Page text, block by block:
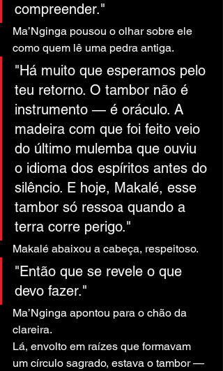
compreender."
Ma’Nginga pousou o olhar sobre ele
como quem lê uma pedra antiga.
"Há muito que esperamos pelo
teu retorno. O tambor não é
instrumento — é oráculo. A
madeira com que foi feito veio
do último mulemba que ouviu
o idioma dos espíritos antes do
silêncio. E hoje, Makalé, esse
tambor só ressoa quando a
terra corre perigo."
Makalé abaixou a cabeça, respeitoso.
"Então que se revele o que
devo fazer."
Ma’Nginga apontou para o chão da
clareira.
Lá, envolto em raízes que formavam
um círculo sagrado, estava o tambor —